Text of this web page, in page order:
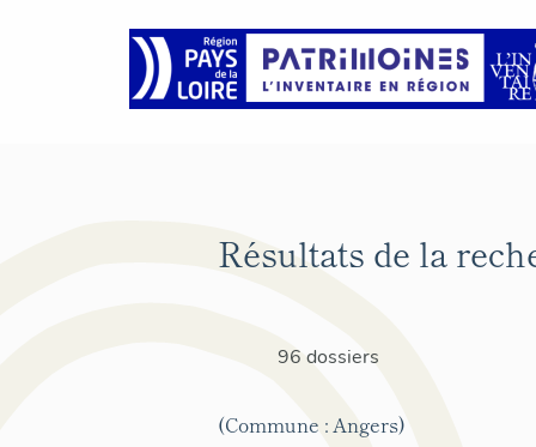
Résultats de la
96 dossiers
(Commune : Angers)